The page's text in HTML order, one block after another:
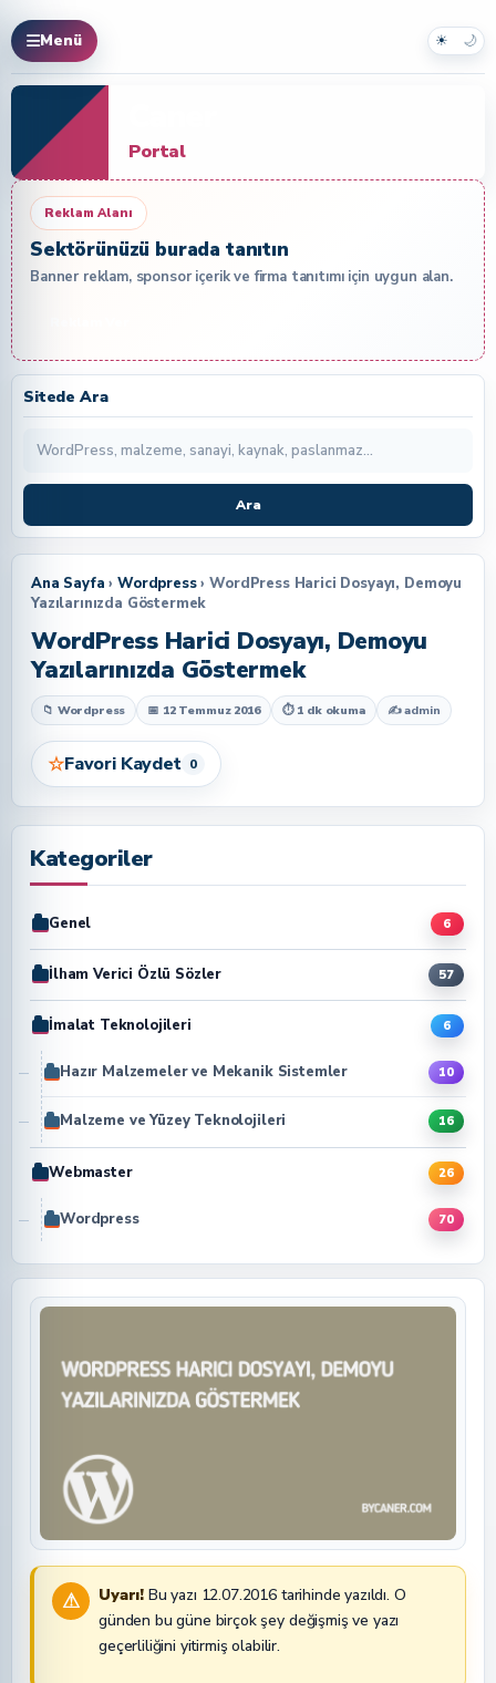
Menü ☀ 🌙
Portal
Reklam Alanı
Sektörünüzü burada tanıtın
Banner reklam, sponsor içerik ve firma tanıtımı için uygun alan.
Sitede Ara
Ara
Ana Sayfa ›Wordpress› WordPress Harici Dosyayı, Demoyu
Yazılarınızda Göstermek
WordPress Harici Dosyayı, Demoyu
Yazılarınızda Göstermek
📁 Wordpress 📅 12 Temmuz 2016 ⏱ 1 dk okuma ✍admin
☆Favori Kaydet 0
Kategoriler
Genel 6
İlham Verici Özlü Sözler 57
İmalat Teknolojileri 6
Hazır Malzemeler ve Mekanik Sistemler 10
Malzeme ve Yüzey Teknolojileri 16
Webmaster 26
Wordpress 70
⚠ Uyarı! Bu yazı 12.07.2016 tarihinde yazıldı. O
günden bu güne birçok şey değişmiş ve yazı
geçerliliğini yitirmiş olabilir.